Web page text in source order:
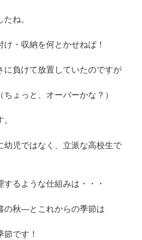
ね。
・収納を何とかせねば！
に負けて放置していたのですが
ょっと、オーバーかな？）
幼児ではなく、立派な高校生で
るような仕組みは・・・
の秋—とこれからの季節は
です！